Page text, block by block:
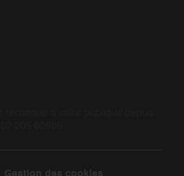
Gestion des cookies